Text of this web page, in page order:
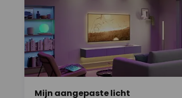
Mijn aangepaste licht